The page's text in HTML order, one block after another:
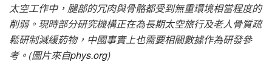
太空工作中，腿部的冗肉與骨骼都受到無重環境相當程度的
削弱。現時部分研究機構正在為長期太空旅行及老人骨質疏
鬆研制減緩葯物，中國事實上也需要相關數據作為研發參
考。 (圖片來自phys.org)